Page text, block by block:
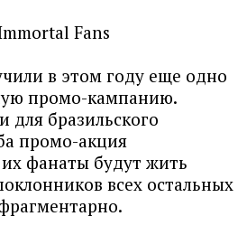
Fans
в этом году еще одно
промо-кампанию.
бразильского
промо-акция
фанаты будут жить
всех остальных